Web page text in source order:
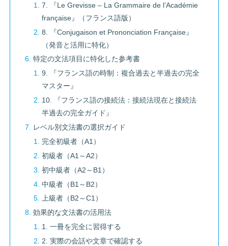
7. 『Le Grevisse – La Grammaire de l’Académie
française』（フランス語版）
8. 『Conjugaison et Prononciation Française』
（発音と活用に特化）
特定の文法項目に特化した参考書
9. 『フランス語の時制：複合過去と半過去の完全
マスター』
10. 『フランス語の接続法：接続法現在と接続法
半過去の完全ガイド』
レベル別文法書の選択ガイド
完全初級者（A1）
初級者（A1～A2）
初中級者（A2～B1）
中級者（B1～B2）
上級者（B2～C1）
効果的な文法書の活用法
1. 一冊を完全に習得する
2. 実際の会話や文章で確認する